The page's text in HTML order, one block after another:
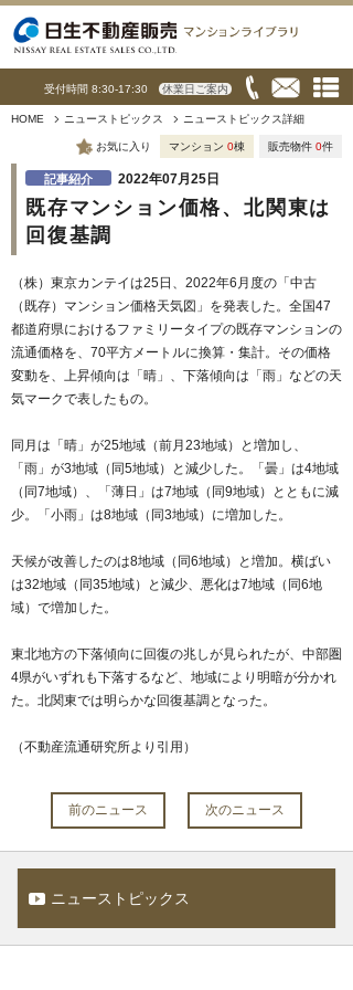
受付時間 8:30-17:30 休業日ご案内
HOME ニューストピックス ニューストピックス詳細
お気に入り マンション 0棟 販売物件 0件
記事紹介 2022年07月25日
既存マンション価格、北関東は
回復基調
（株）東京カンテイは25日、2022年6月度の「中古
（既存）マンション価格天気図」を発表した。全国47
都道府県におけるファミリータイプの既存マンションの
流通価格を、70平方メートルに換算・集計。その価格
変動を、上昇傾向は「晴」、下落傾向は「雨」などの天
気マークで表したもの。
同月は「晴」が25地域（前月23地域）と増加し、
「雨」が3地域（同5地域）と減少した。「曇」は4地域
（同7地域）、「薄日」は7地域（同9地域）とともに減
少。「小雨」は8地域（同3地域）に増加した。
天候が改善したのは8地域（同6地域）と増加。横ばい
は32地域（同35地域）と減少、悪化は7地域（同6地
域）で増加した。
東北地方の下落傾向に回復の兆しが見られたが、中部圏
4県がいずれも下落するなど、地域により明暗が分かれ
た。北関東では明らかな回復基調となった。
（不動産流通研究所より引用）
前のニュース 次のニュース
ニューストピックス